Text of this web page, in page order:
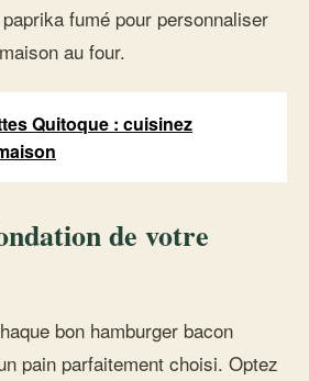
fumé pour personnaliser
au four.
Quitoque : cuisinez
de votre
bon hamburger bacon
pain parfaitement choisi. Optez